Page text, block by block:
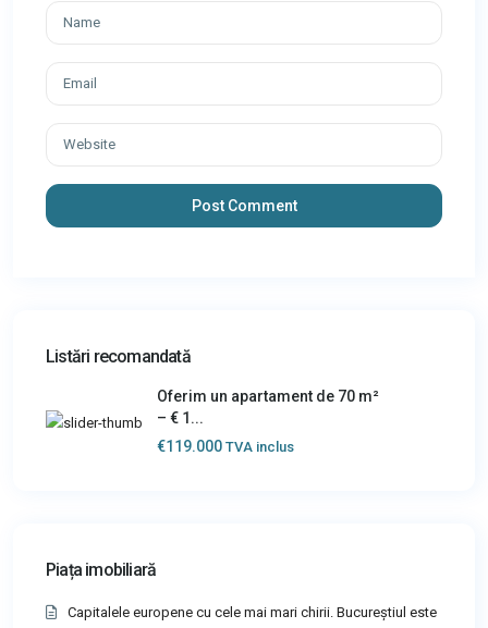
Listări recomandată
Oferim un apartament de 70 m²
– € 1...
€119.000 TVA inclus
Piața imobiliară
Capitalele europene cu cele mai mari chirii. Bucureștiul este